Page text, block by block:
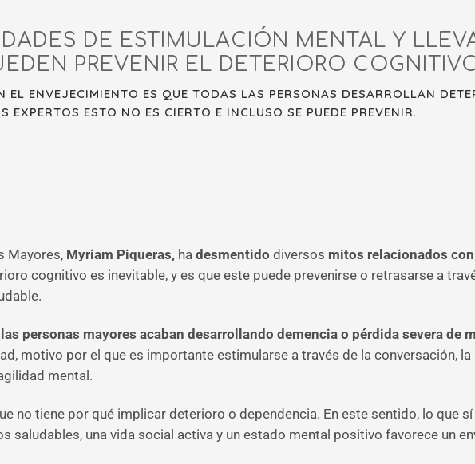
DE ESTIMULACIÓN MENTAL Y
PREVENIR EL DETERIORO
ENVEJECIMIENTO ES QUE TODAS LAS PERSONAS DESARROLLAN
ESTO NO ES CIERTO E INCLUSO SE PUEDE PREVENIR.
Mayores, Myriam Piqueras, ha desmentido diversos mitos relacionados
cognitivo es inevitable, y es que este puede prevenirse o retrasarse a
personas mayores acaban desarrollando demencia o pérdida severa de
motivo por el que es importante estimularse a través de la conversación,
mental.
no tiene por qué implicar deterioro o dependencia. En este sentido, lo que
saludables, una vida social activa y un estado mental positivo favorece un